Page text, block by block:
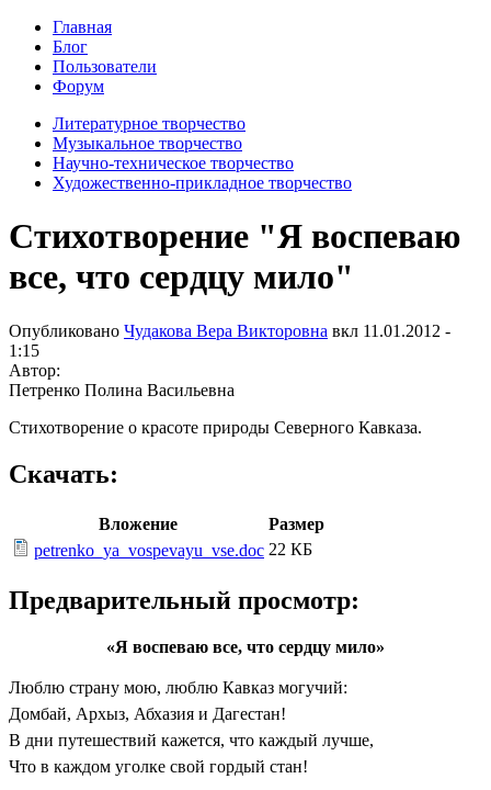
Главная
Блог
Пользователи
Форум
Литературное творчество
Музыкальное творчество
Научно-техническое творчество
Художественно-прикладное творчество
Стихотворение "Я воспеваю
все, что сердцу мило"
Опубликовано Чудакова Вера Викторовна вкл 11.01.2012 -
1:15
Автор:
Петренко Полина Васильевна
Стихотворение о красоте природы Северного Кавказа.
Скачать:
Вложение
Размер
petrenko_ya_vospevayu_vse.doc 22 КБ
Предварительный просмотр:
«Я воспеваю все, что сердцу мило»
Люблю страну мою, люблю Кавказ могучий:
Домбай, Архыз, Абхазия и Дагестан!
В дни путешествий кажется, что каждый лучше,
Что в каждом уголке свой гордый стан!